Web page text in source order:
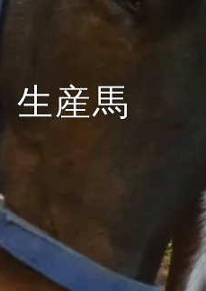
生産馬